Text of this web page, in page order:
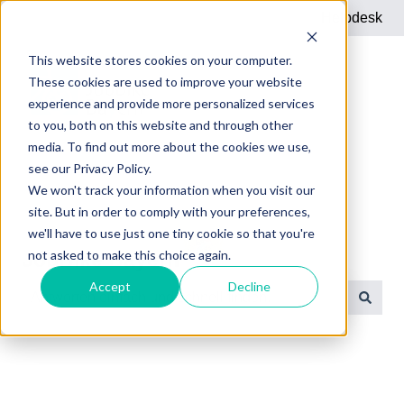
This website stores cookies on your computer.
These cookies are used to improve your website
experience and provide more personalized services
to you, both on this website and through other
media. To find out more about the cookies we use,
see our Privacy Policy.
We won't track your information when you visit our
site. But in order to comply with your preferences,
we'll have to use just one tiny cookie so that you're
not asked to make this choice again.
Accept Decline
Helpdesk
JobBike Bayern